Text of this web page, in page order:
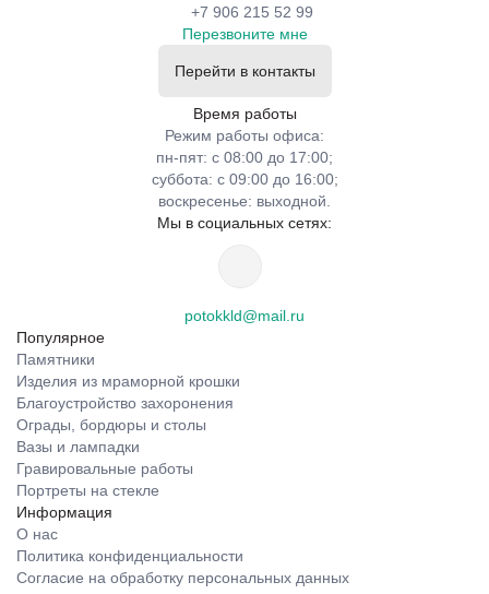
+7 906 215 52 99
Перезвоните мне
Перейти в контакты
Время работы
Режим работы офиса:
пн-пят: с 08:00 до 17:00;
суббота: с 09:00 до 16:00;
воскресенье: выходной.
Мы в социальных сетях:
potokkld@mail.ru
Популярное
Памятники
Изделия из мраморной крошки
Благоустройство захоронения
Ограды, бордюры и столы
Вазы и лампадки
Гравировальные работы
Портреты на стекле
Информация
О нас
Политика конфиденциальности
Согласие на обработку персональных данных